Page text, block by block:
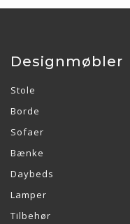
Designmøbler
Stole
Borde
Sofaer
Bænke
Daybeds
Lamper
Tilbehør